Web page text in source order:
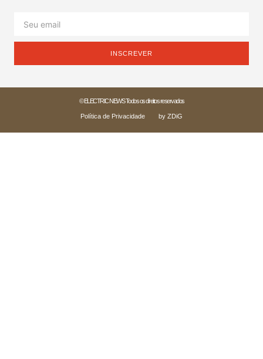
INSCREVER
© ELECTRIC NEWS Todos os direitos reservados
Política de Privacidade by ZDiG